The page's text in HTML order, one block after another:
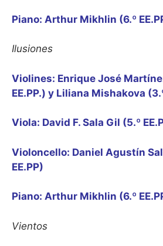
Piano: Arthur Mikhlin (6.º
Ilusiones
Violines: Enrique José
EE.PP.) y Liliana Mishakova
Viola: David F. Sala Gil (5.º
Violoncello: Daniel Agustín
EE.PP)
Piano: Arthur Mikhlin (6.º
Vientos